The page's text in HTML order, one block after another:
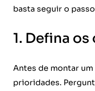
basta seguir o
1. Defina
Antes de montar
prioridades.